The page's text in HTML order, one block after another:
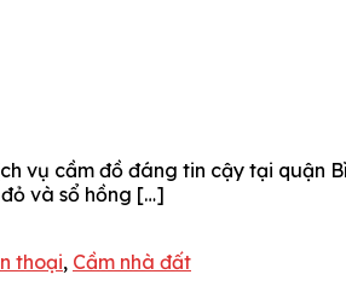
vụ cầm đồ đáng tin cậy tại quận
và sổ hồng […]
thoại, Cầm nhà đất